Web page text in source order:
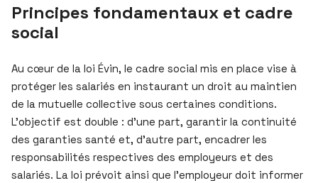
Principes fondamentaux et cadre
social
Au cœur de la loi Évin, le cadre social mis en place vise à
protéger les salariés en instaurant un droit au maintien
de la mutuelle collective sous certaines conditions.
L’objectif est double : d’une part, garantir la continuité
des garanties santé et, d’autre part, encadrer les
responsabilités respectives des employeurs et des
salariés. La loi prévoit ainsi que l’employeur doit informer